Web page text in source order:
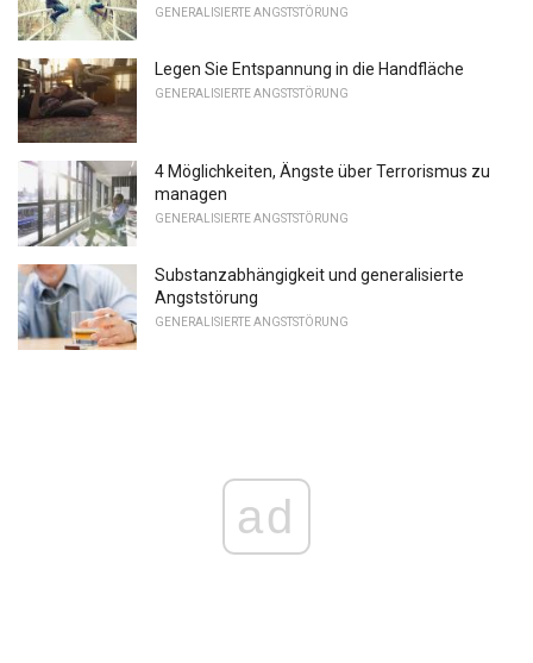
GENERALISIERTE ANGSTSTÖRUNG
Legen Sie Entspannung in die Handfläche
GENERALISIERTE ANGSTSTÖRUNG
4 Möglichkeiten, Ängste über Terrorismus zu
managen
GENERALISIERTE ANGSTSTÖRUNG
Substanzabhängigkeit und generalisierte
Angststörung
GENERALISIERTE ANGSTSTÖRUNG
ad